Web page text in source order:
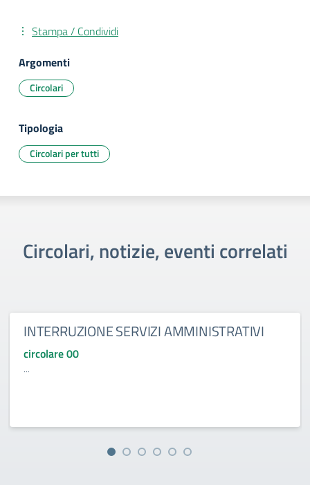
Stampa / Condividi
Argomenti
Circolari
Tipologia
Circolari per tutti
Circolari, notizie, eventi correlati
INTERRUZIONE SERVIZI AMMINISTRATIVI
circolare 00
...